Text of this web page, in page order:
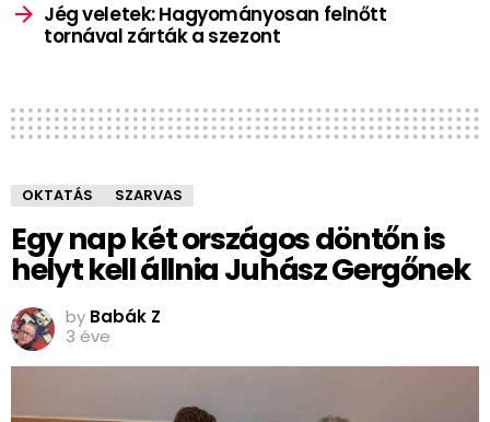
Jég veletek: Hagyományosan felnőtt
tornával zárták a szezont
OKTATÁS SZARVAS
Egy nap két országos döntőn is
helyt kell állnia Juhász Gergőnek
by Babák Z
3 éve